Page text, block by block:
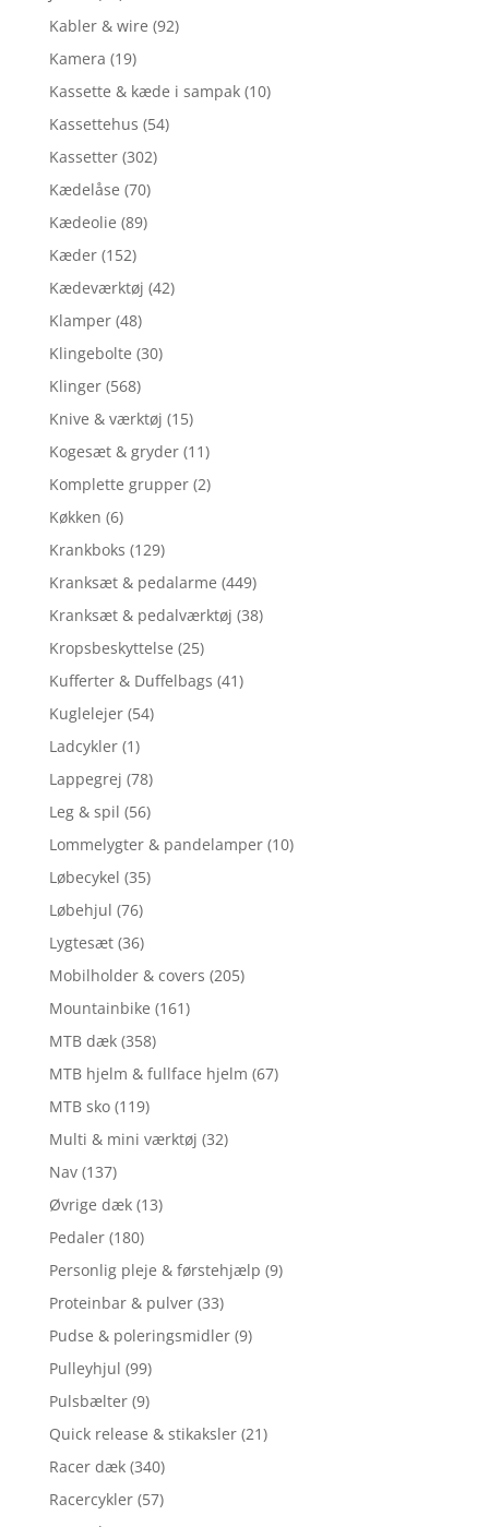
Kabler & wire (92)
Kamera (19)
Kassette & kæde i sampak (10)
Kassettehus (54)
Kassetter (302)
Kædelåse (70)
Kædeolie (89)
Kæder (152)
Kædeværktøj (42)
Klamper (48)
Klingebolte (30)
Klinger (568)
Knive & værktøj (15)
Kogesæt & gryder (11)
Komplette grupper (2)
Køkken (6)
Krankboks (129)
Kranksæt & pedalarme (449)
Kranksæt & pedalværktøj (38)
Kropsbeskyttelse (25)
Kufferter & Duffelbags (41)
Kuglelejer (54)
Ladcykler (1)
Lappegrej (78)
Leg & spil (56)
Lommelygter & pandelamper (10)
Løbecykel (35)
Løbehjul (76)
Lygtesæt (36)
Mobilholder & covers (205)
Mountainbike (161)
MTB dæk (358)
MTB hjelm & fullface hjelm (67)
MTB sko (119)
Multi & mini værktøj (32)
Nav (137)
Øvrige dæk (13)
Pedaler (180)
Personlig pleje & førstehjælp (9)
Proteinbar & pulver (33)
Pudse & poleringsmidler (9)
Pulleyhjul (99)
Pulsbælter (9)
Quick release & stikaksler (21)
Racer dæk (340)
Racercykler (57)